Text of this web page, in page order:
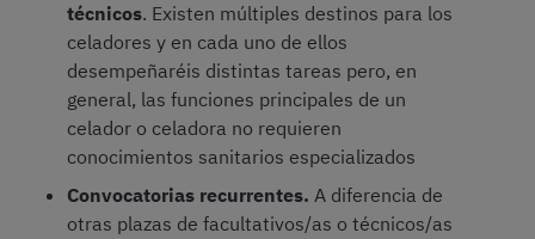
técnicos. Existen múltiples destinos para los
celadores y en cada uno de ellos
desempeñaréis distintas tareas pero, en
general, las funciones principales de un
celador o celadora no requieren
conocimientos sanitarios especializados
Convocatorias recurrentes. A diferencia de
otras plazas de facultativos/as o técnicos/as